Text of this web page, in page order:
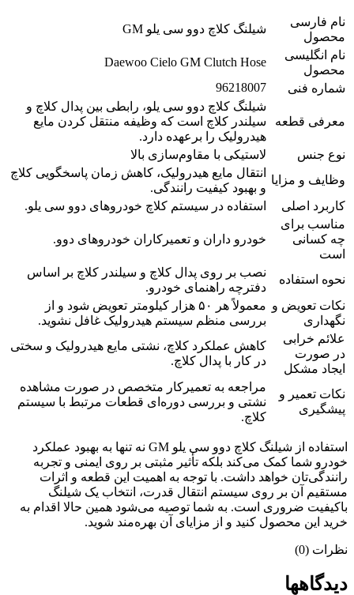
نام فارسی
محصول
شیلنگ کلاچ دوو سی یلو GM
نام انگلیسی
محصول
Daewoo Cielo GM Clutch Hose
شماره فنی
96218007
معرفی قطعه
شیلنگ کلاچ دوو سی یلو، رابطی بین پدال کلاچ و
سیلندر کلاچ است که وظیفه منتقل کردن مایع
هیدرولیک را برعهده دارد.
نوع جنس
لاستیکی با مقاوم‌سازی بالا
وظایف و مزایا
انتقال مایع هیدرولیک، کاهش زمان پاسخگویی کلاچ
و بهبود کیفیت رانندگی.
کاربرد اصلی
استفاده در سیستم کلاچ خودروهای دوو سی یلو.
مناسب برای
چه کسانی
است
خودرو داران و تعمیرکاران خودروهای دوو.
نحوه استفاده
نصب بر روی پدال کلاچ و سیلندر کلاچ بر اساس
دفترچه راهنمای خودرو.
نکات تعویض و
نگهداری
معمولاً هر ۵۰ هزار کیلومتر تعویض شود و از
بررسی منظم سیستم هیدرولیک غافل نشوید.
علائم خرابی
در صورت
ایجاد مشکل
کاهش عملکرد کلاچ، نشتی مایع هیدرولیک و سختی
در کار با پدال کلاچ.
نکات تعمیر و
پیشگیری
مراجعه به تعمیرکار متخصص در صورت مشاهده
نشتی و بررسی دوره‌ای قطعات مرتبط با سیستم
کلاچ.
استفاده از شیلنگ کلاچ دوو سی یلو GM نه تنها به بهبود عملکرد
خودرو شما کمک می‌کند بلکه تأثیر مثبتی بر روی ایمنی و تجربه
رانندگی‌تان خواهد داشت. با توجه به اهمیت این قطعه و اثرات
مستقیم آن بر روی سیستم انتقال قدرت، انتخاب یک شیلنگ
باکیفیت ضروری است. به شما توصیه می‌شود همین حالا اقدام به
خرید این محصول کنید و از مزایای آن بهره‌مند شوید.
نظرات (0)
دیدگاهها